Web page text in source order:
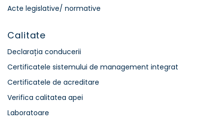
Acte legislative/ normative
Calitate
Declarația conducerii
Certificatele sistemului de management integrat
Certificatele de acreditare
Verifica calitatea apei
Laboratoare